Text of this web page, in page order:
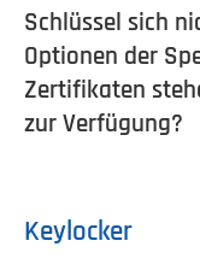
Schlüssel sich
Optionen der
Zertifikaten
zur Verfügung?
Keylocker